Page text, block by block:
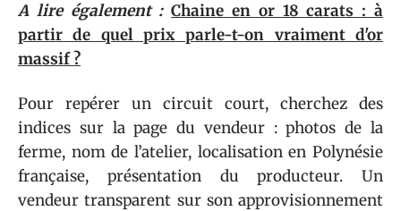
A lire également : Chaine en or 18 carats : à
partir de quel prix parle-t-on vraiment d'or
massif ?
Pour repérer un circuit court, cherchez des
indices sur la page du vendeur : photos de la
ferme, nom de l’atelier, localisation en Polynésie
française, présentation du producteur. Un
vendeur transparent sur son approvisionnement